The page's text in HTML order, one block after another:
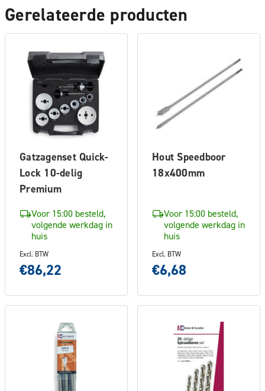
Gerelateerde producten
Gatzagenset Quick-
Lock 10-delig
Premium
Voor 15:00 besteld,
volgende werkdag in
huis
Excl. BTW
€86,22
Hout Speedboor
18x400mm
Voor 15:00 besteld,
volgende werkdag in
huis
Excl. BTW
€6,68